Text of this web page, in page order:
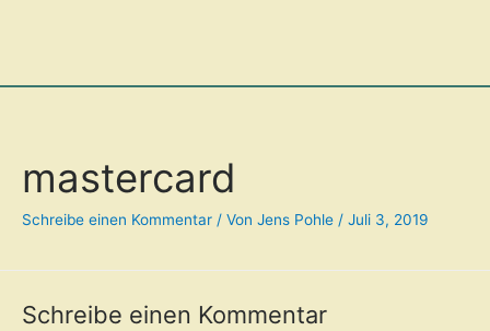
mastercard
Schreibe einen Kommentar / Von Jens Pohle / Juli 3, 2019
Schreibe einen Kommentar